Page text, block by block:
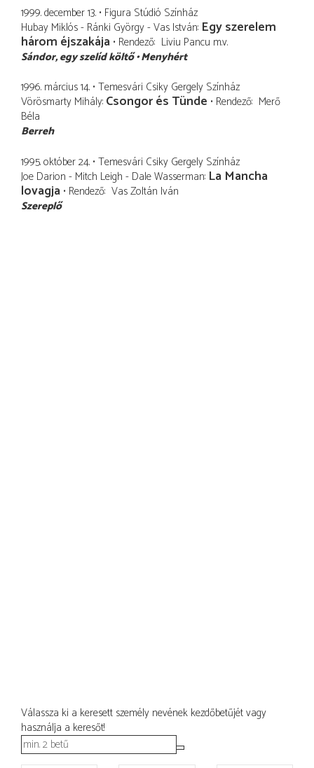
1999. december 13. Figura Stúdió Színház
Hubay Miklós - Ránki György - Vas István Egy szerelem
három éjszakája Rendező Liviu Pancu m.v.
Sándor egy szelíd költő Menyhért
1996. március 14. Temesvári Csiky Gergely Színház
Vörösmarty Mihály Csongor és Tünde Rendező Merő
Béla
Berreh
1995. október 24. Temesvári Csiky Gergely Színház
Joe Darion - Mitch Leigh - Dale Wasserman La Mancha
lovagja Rendező Vas Zoltán Iván
Szereplő
Válassza ki a keresett személy nevének kezdőbetűjét vagy
használja a keresőt!